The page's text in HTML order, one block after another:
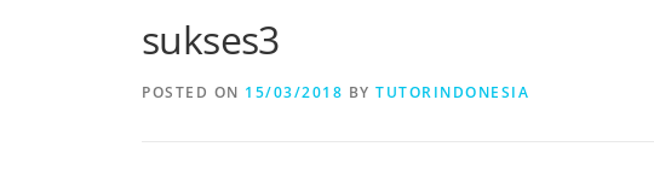
sukses3
POSTED ON 15/03/2018 BY TUTORINDONESIA